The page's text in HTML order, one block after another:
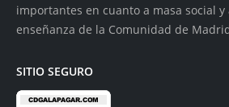
importantes en cuanto a masa social y
enseñanza de la Comunidad de
SITIO SEGURO